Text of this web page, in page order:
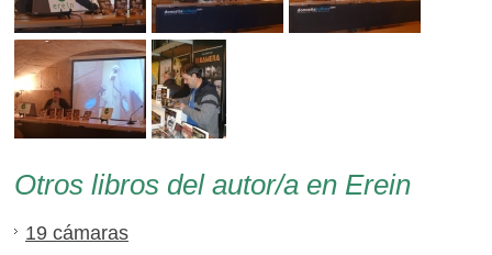
Otros libros del autor/a en Erein
19 cámaras